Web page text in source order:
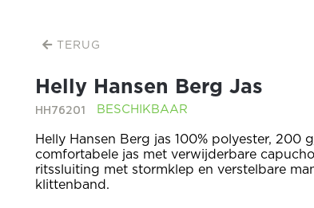
TERUG
Helly Hansen Berg Jas
HH76201 BESCHIKBAAR
Helly Hansen Berg jas 100% polyester, 200
comfortabele jas met verwijderbare
ritssluiting met stormklep en verstelbare
klittenband.